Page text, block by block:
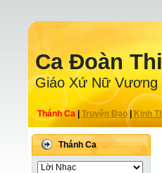
Ca Ðoàn
Giáo Xứ Nữ Vương
Thánh Ca Truyện Ðạo| Kinh
Thánh Ca